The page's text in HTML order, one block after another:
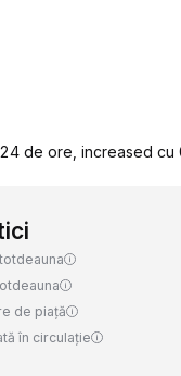
de ore, increased cu
de piață
în circulație